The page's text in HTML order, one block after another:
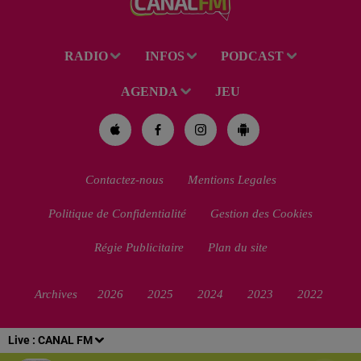
Live : CANAL FM
RADIO INFOS PODCAST
AGENDA JEU
Contactez-nous Mentions Legales
Politique de Confidentialité Gestion des Cookies
Régie Publicitaire Plan du site
Archives 2026 2025 2024 2023 2022